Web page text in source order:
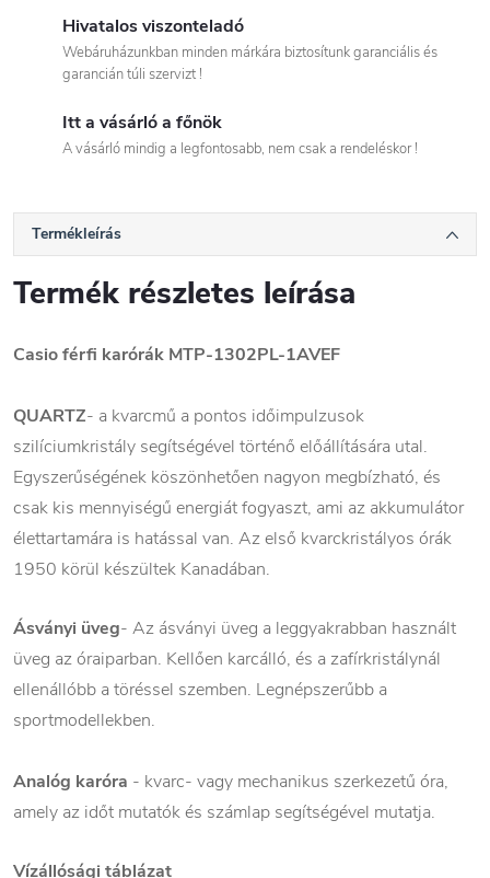
Hivatalos viszonteladó
Webáruházunkban minden márkára biztosítunk garanciális és
garancián túli szervizt !
Itt a vásárló a főnök
A vásárló mindig a legfontosabb, nem csak a rendeléskor !
Termékleírás
Termék részletes leírása
Casio férfi karórák MTP-1302PL-1AVEF
QUARTZ- a kvarcmű a pontos időimpulzusok
szilíciumkristály segítségével történő előállítására utal.
Egyszerűségének köszönhetően nagyon megbízható, és
csak kis mennyiségű energiát fogyaszt, ami az akkumulátor
élettartamára is hatással van. Az első kvarckristályos órák
1950 körül készültek Kanadában.
Ásványi üveg- Az ásványi üveg a leggyakrabban használt
üveg az óraiparban. Kellően karcálló, és a zafírkristálynál
ellenállóbb a töréssel szemben. Legnépszerűbb a
sportmodellekben.
Analóg karóra - kvarc- vagy mechanikus szerkezetű óra,
amely az időt mutatók és számlap segítségével mutatja.
Vízállósági táblázat